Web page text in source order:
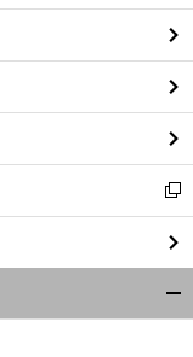
前
ウ
ィ
ン
ド
ウ
で
開
く
新
し
い
ウ
ィ
ン